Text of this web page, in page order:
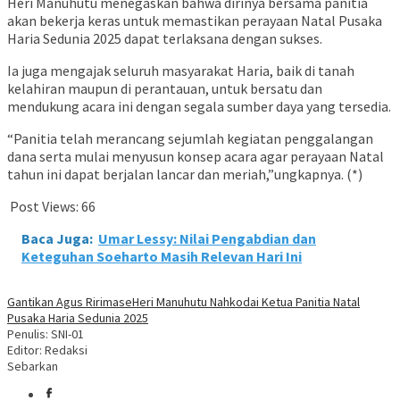
akan bekerja keras untuk memastikan perayaan Natal Pusaka
Haria Sedunia 2025 dapat terlaksana dengan sukses.
Ia juga mengajak seluruh masyarakat Haria, baik di tanah
kelahiran maupun di perantauan, untuk bersatu dan
mendukung acara ini dengan segala sumber daya yang tersedia.
“Panitia telah merancang sejumlah kegiatan penggalangan
dana serta mulai menyusun konsep acara agar perayaan Natal
tahun ini dapat berjalan lancar dan meriah,”ungkapnya. (*)
Post Views: 66
Baca Juga: Umar Lessy: Nilai Pengabdian dan
Keteguhan Soeharto Masih Relevan Hari Ini
Gantikan Agus RirimaseHeri Manuhutu Nahkodai Ketua Panitia Natal
Pusaka Haria Sedunia 2025
Penulis: SNI-01
Editor: Redaksi
Sebarkan